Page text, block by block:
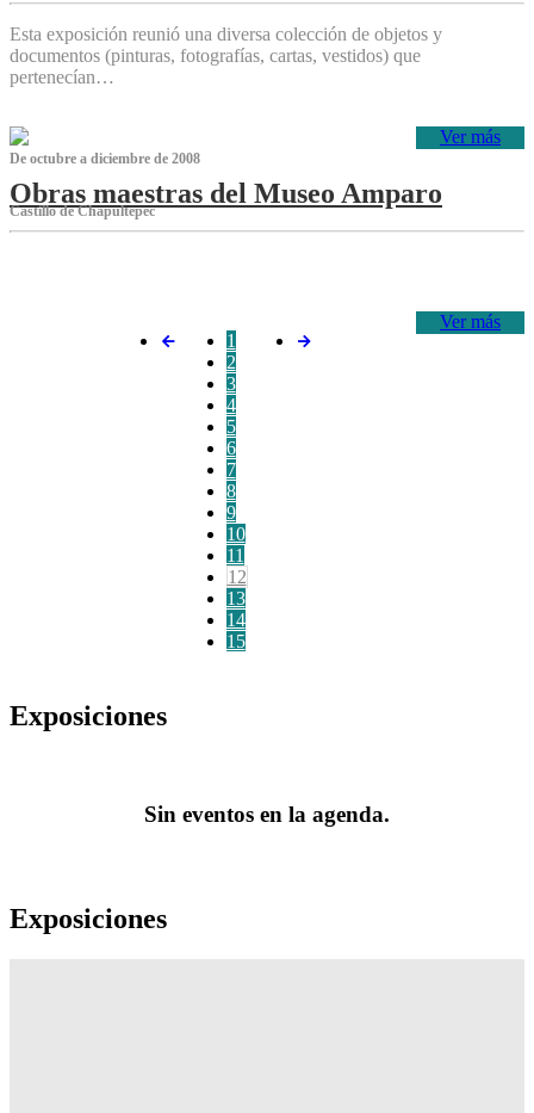
Esta exposición reunió una diversa colección de objetos y
documentos (pinturas, fotografías, cartas, vestidos) que
pertenecían…
Ver más
De octubre a diciembre de 2008
Obras maestras del Museo Amparo
Castillo de Chapultepec
Ver más
1
2
3
4
5
6
7
8
9
10
11
12
13
14
15
Exposiciones
Sin eventos en la agenda.
Exposiciones